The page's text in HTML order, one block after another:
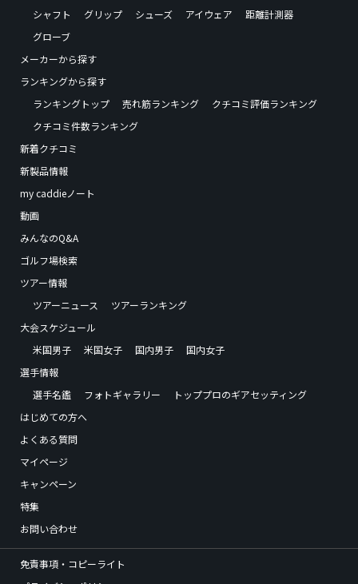
シャフト
グリップ シューズ アイウェア
距離計測器
グローブ
メーカーから探す
ランキングから探す
ランキングトップ
売れ筋ランキング
クチコミ評価ランキング
クチコミ件数ランキング
新着クチコミ
新製品情報
my caddieノート
動画
みんなのQ&A
ゴルフ場検索
ツアー情報
ツアーニュース
ツアーランキング
大会スケジュール
米国男子
米国女子 国内男子
国内女子
選手情報
選手名鑑
フォトギャラリー
トッププロのギアセッティング
はじめての方へ
よくある質問
マイページ
キャンペーン
特集
お問い合わせ
免責事項・コピーライト